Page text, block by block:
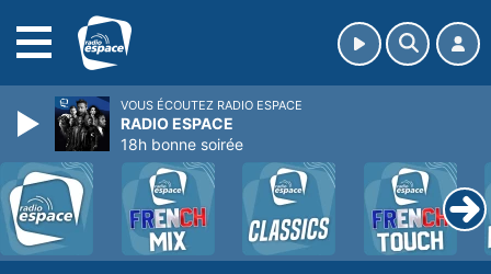
VOUS ÉCOUTEZ RADIO ESPACE
RADIO ESPACE
18h bonne soirée